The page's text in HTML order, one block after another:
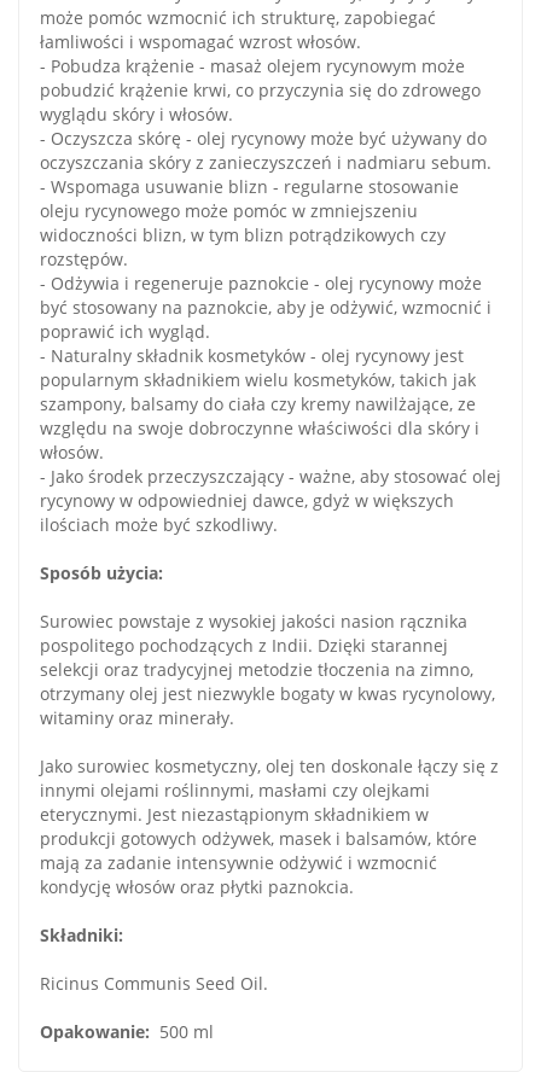
może pomóc wzmocnić ich strukturę, zapobiegać
łamliwości i wspomagać wzrost włosów.
- Pobudza krążenie - masaż olejem rycynowym może
pobudzić krążenie krwi, co przyczynia się do zdrowego
wyglądu skóry i włosów.
- Oczyszcza skórę - olej rycynowy może być używany do
oczyszczania skóry z zanieczyszczeń i nadmiaru sebum.
- Wspomaga usuwanie blizn - regularne stosowanie
oleju rycynowego może pomóc w zmniejszeniu
widoczności blizn, w tym blizn potrądzikowych czy
rozstępów.
- Odżywia i regeneruje paznokcie - olej rycynowy może
być stosowany na paznokcie, aby je odżywić, wzmocnić i
poprawić ich wygląd.
- Naturalny składnik kosmetyków - olej rycynowy jest
popularnym składnikiem wielu kosmetyków, takich jak
szampony, balsamy do ciała czy kremy nawilżające, ze
względu na swoje dobroczynne właściwości dla skóry i
włosów.
- Jako środek przeczyszczający - ważne, aby stosować olej
rycynowy w odpowiedniej dawce, gdyż w większych
ilościach może być szkodliwy.
Sposób użycia:
Surowiec powstaje z wysokiej jakości nasion rącznika
pospolitego pochodzących z Indii. Dzięki starannej
selekcji oraz tradycyjnej metodzie tłoczenia na zimno,
otrzymany olej jest niezwykle bogaty w kwas rycynolowy,
witaminy oraz minerały.
Jako surowiec kosmetyczny, olej ten doskonale łączy się z
innymi olejami roślinnymi, masłami czy olejkami
eterycznymi. Jest niezastąpionym składnikiem w
produkcji gotowych odżywek, masek i balsamów, które
mają za zadanie intensywnie odżywić i wzmocnić
kondycję włosów oraz płytki paznokcia.
Składniki:
Ricinus Communis Seed Oil.
Opakowanie: 500 ml